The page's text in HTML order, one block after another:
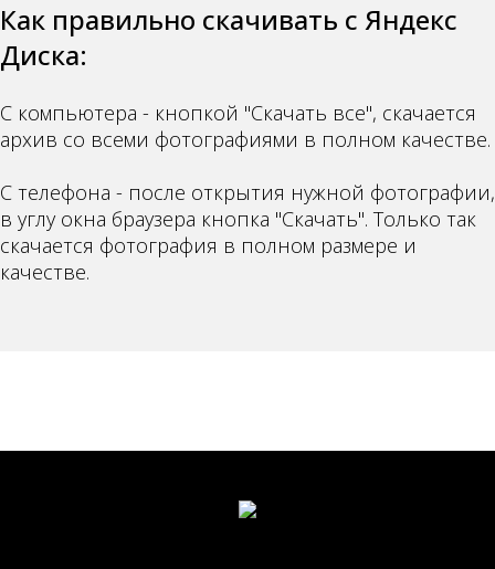
Как правильно скачивать с Яндекс
Диска:
С компьютера - кнопкой "Скачать все", скачается
архив со всеми фотографиями в полном качестве.
С телефона - после открытия нужной фотографии,
в углу окна браузера кнопка "Скачать". Только так
скачается фотография в полном размере и
качестве.